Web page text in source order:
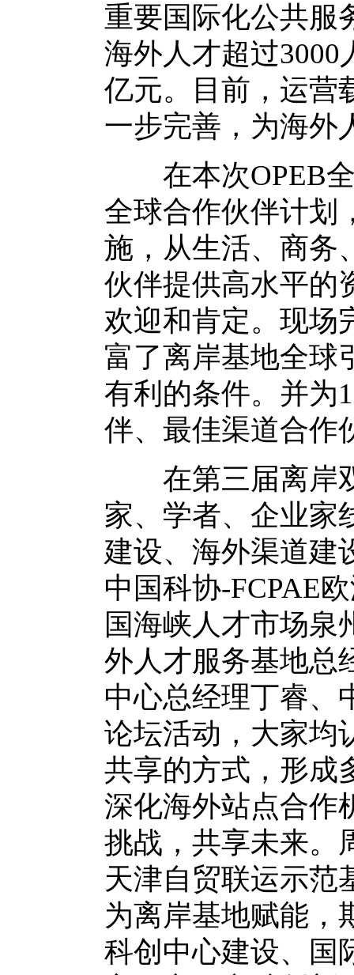
重要国际化公共服
海外人才超过3000
亿元。目前，运营
一步完善，为海外
在本次OPEB全
全球合作伙伴计划
施，从生活、商务
伙伴提供高水平的
欢迎和肯定。现场
富了离岸基地全球
有利的条件。并为
伴、最佳渠道合作
在第三届离岸双
家、学者、企业家
建设、海外渠道建
中国科协-FCPAE
国海峡人才市场泉
外人才服务基地总
中心总经理丁睿、
论坛活动，大家均
共享的方式，形成
深化海外站点合作
挑战，共享未来。
天津自贸联运示范
为离岸基地赋能，
科创中心建设、国